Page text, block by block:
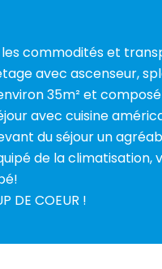
commodités et
avec ascenseur,
35m² et
avec cuisine
du séjour un
de la climatisation,
DE COEUR !